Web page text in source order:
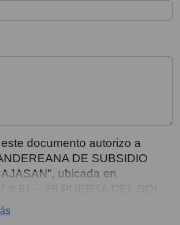
documento autorizo a
DE SUBSIDIO
ubicada en
# 61 – 78 PUERTA DEL SOL
de contacto 6434444, para
almacene, use, circule y/o